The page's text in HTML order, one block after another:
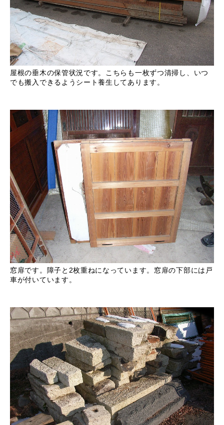
屋根の垂木の保管状況です。こちらも一枚ずつ清掃し、いつ
でも搬入できるようシート養生してあります。
窓扉です。障子と2枚重ねになっています。窓扉の下部には戸
車が付いています。